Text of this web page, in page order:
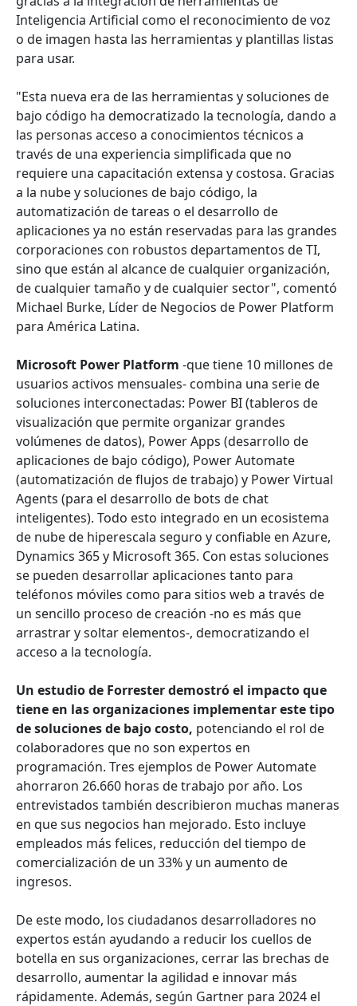
Inteligencia Artificial como el reconocimiento de voz
o de imagen hasta las herramientas y plantillas listas
para usar.
"Esta nueva era de las herramientas y soluciones de
bajo código ha democratizado la tecnología, dando a
las personas acceso a conocimientos técnicos a
través de una experiencia simplificada que no
requiere una capacitación extensa y costosa. Gracias
a la nube y soluciones de bajo código, la
automatización de tareas o el desarrollo de
aplicaciones ya no están reservadas para las grandes
corporaciones con robustos departamentos de TI,
sino que están al alcance de cualquier organización,
de cualquier tamaño y de cualquier sector", comentó
Michael Burke, Líder de Negocios de Power Platform
para América Latina.
Microsoft Power Platform -que tiene 10 millones de
usuarios activos mensuales- combina una serie de
soluciones interconectadas: Power BI (tableros de
visualización que permite organizar grandes
volúmenes de datos), Power Apps (desarrollo de
aplicaciones de bajo código), Power Automate
(automatización de flujos de trabajo) y Power Virtual
Agents (para el desarrollo de bots de chat
inteligentes). Todo esto integrado en un ecosistema
de nube de hiperescala seguro y confiable en Azure,
Dynamics 365 y Microsoft 365. Con estas soluciones
se pueden desarrollar aplicaciones tanto para
teléfonos móviles como para sitios web a través de
un sencillo proceso de creación -no es más que
arrastrar y soltar elementos-, democratizando el
acceso a la tecnología.
Un estudio de Forrester demostró el impacto que
tiene en las organizaciones implementar este tipo
de soluciones de bajo costo, potenciando el rol de
colaboradores que no son expertos en
programación. Tres ejemplos de Power Automate
ahorraron 26.660 horas de trabajo por año. Los
entrevistados también describieron muchas maneras
en que sus negocios han mejorado. Esto incluye
empleados más felices, reducción del tiempo de
comercialización de un 33% y un aumento de
ingresos.
De este modo, los ciudadanos desarrolladores no
expertos están ayudando a reducir los cuellos de
botella en sus organizaciones, cerrar las brechas de
desarrollo, aumentar la agilidad e innovar más
rápidamente. Además, según Gartner para 2024 el